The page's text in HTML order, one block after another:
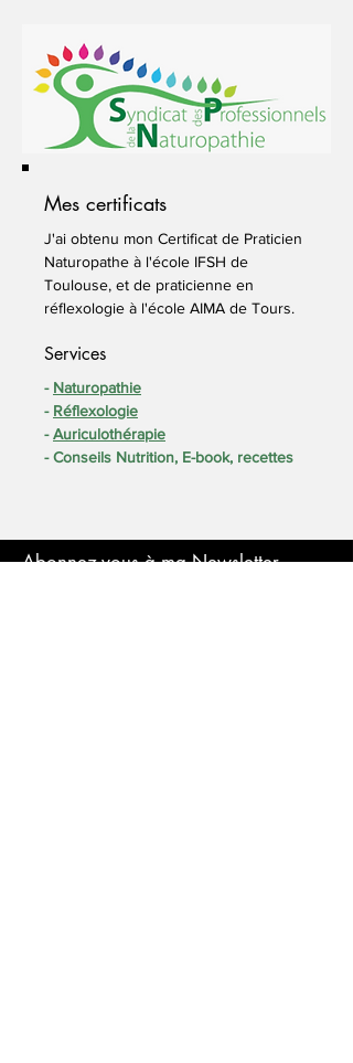
Mes certificats
J'ai obtenu mon Certificat de Praticien
Naturopathe à l'école IFSH de
Toulouse, et de praticienne en
réflexologie à l'école AIMA de Tours.
Services
- Naturopathie
- Réflexologie
-Auriculothérapie
- Conseils Nutrition, E-book, recettes
Abonnez-vous à ma Newsletter